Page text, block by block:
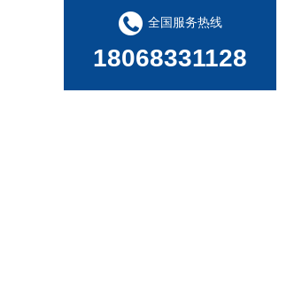
全国服务热线
18068331128